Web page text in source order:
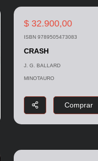
$ 32.900,00
ISBN 9789505473083
CRASH
J. G. BALLARD
MINOTAURO
Comprar